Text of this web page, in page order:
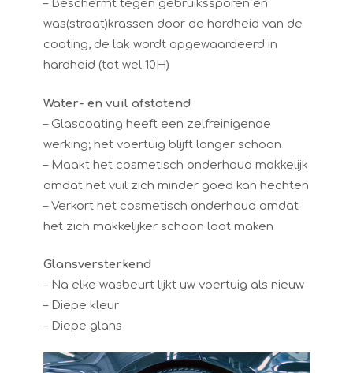
– Beschermt tegen gebruikssporen en
was(straat)krassen door de hardheid van de
coating, de lak wordt opgewaardeerd in
hardheid (tot wel 10H)
Water- en vuil afstotend
– Glascoating heeft een zelfreinigende
werking; het voertuig blijft langer schoon
– Maakt het cosmetisch onderhoud makkelijk
omdat het vuil zich minder goed kan hechten
– Verkort het cosmetisch onderhoud omdat
het zich makkelijker schoon laat maken
Glansversterkend
– Na elke wasbeurt lijkt uw voertuig als nieuw
– Diepe kleur
– Diepe glans